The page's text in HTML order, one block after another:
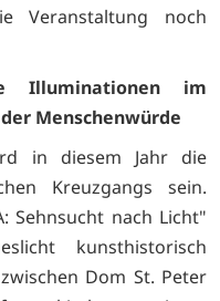
Veranstaltung noch
Illuminationen im
Menschenwürde
in diesem Jahr die
Kreuzgangs sein.
Sehnsucht nach Licht"
kunsthistorisch
Dom St. Peter